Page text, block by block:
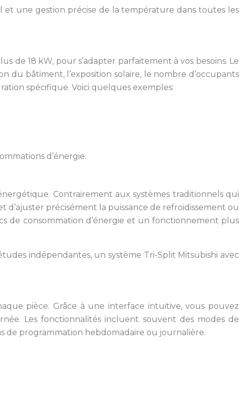
et une gestion précise de la température dans toutes les
de 18 kW, pour s’adapter parfaitement à vos besoins. Le
du bâtiment, l’exposition solaire, le nombre d’occupants
spécifique. Voici quelques exemples:
d’énergie.
Contrairement aux systèmes traditionnels qui
précisément la puissance de refroidissement ou
de consommation d’énergie et un fonctionnement plus
indépendantes, un système Tri-Split Mitsubishi avec
pièce. Grâce à une interface intuitive, vous pouvez
Les fonctionnalités incluent souvent des modes de
de programmation hebdomadaire ou journalière.